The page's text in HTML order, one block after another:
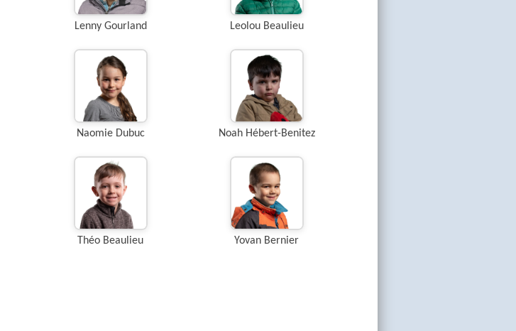
Lenny Gourland Leolou Beaulieu
Naomie Dubuc Noah Hébert-Benitez
Théo Beaulieu Yovan Bernier